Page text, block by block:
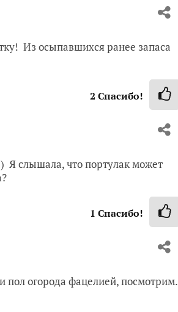
Из осыпавшихся ранее запаса
2 Спасибо!
Я слышала, что портулак может
1 Спасибо!
огорода фацелией, посмотрим.